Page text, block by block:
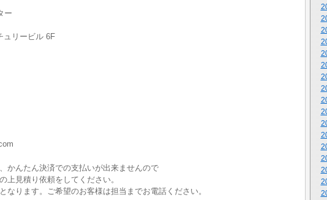
ー
ュリービル 6F
かんたん決済での支払いが出来ませんので
上見積り依頼をしてください。
なります。ご希望のお客様は担当までお電話ください。